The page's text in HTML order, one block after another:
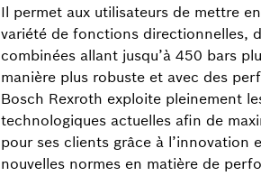
Il permet aux utilisateurs de mettre
variété de fonctions directionnelles,
combinées allant jusqu’à 450 bars
manière plus robuste et avec des
Bosch Rexroth exploite pleinement
technologiques actuelles afin de
pour ses clients grâce à l’innovation
nouvelles normes en matière de